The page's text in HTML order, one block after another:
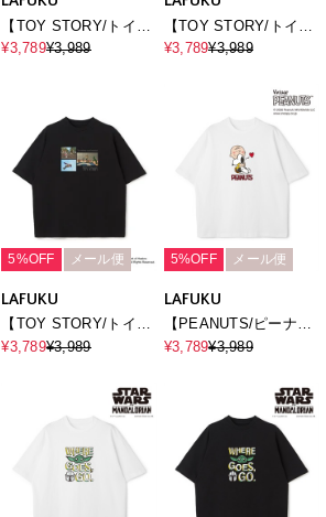
【TOY STORY/トイ・
ストーリー】エイリア
shirt《UNISEX》
¥3,789¥3,989
【TOY STORY/トイ・
ストーリー】エイリア
メン/半袖Tシャツ /
Over Harf Sleeve T-
shirt《UNISEX》
¥3,789¥3,989
5%OFF メール便
LAFUKU
【TOY STORY/トイ・
ストーリー】Movieグ
shirt《UNISEX》
¥3,789¥3,989
5%OFF メール便
LAFUKU
【PEANUTS/ピーナッ
ツ】SNOOPY/スヌー
ツ / Over Harf Sleeve
T-shirt《UNISEX》
¥3,789¥3,989